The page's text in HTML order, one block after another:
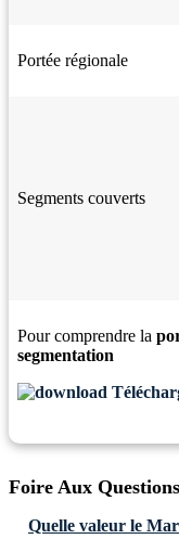
Portée régionale
Segments couverts
Pour comprendre la
segmentation
Foire Aux Questions
Quelle valeur le